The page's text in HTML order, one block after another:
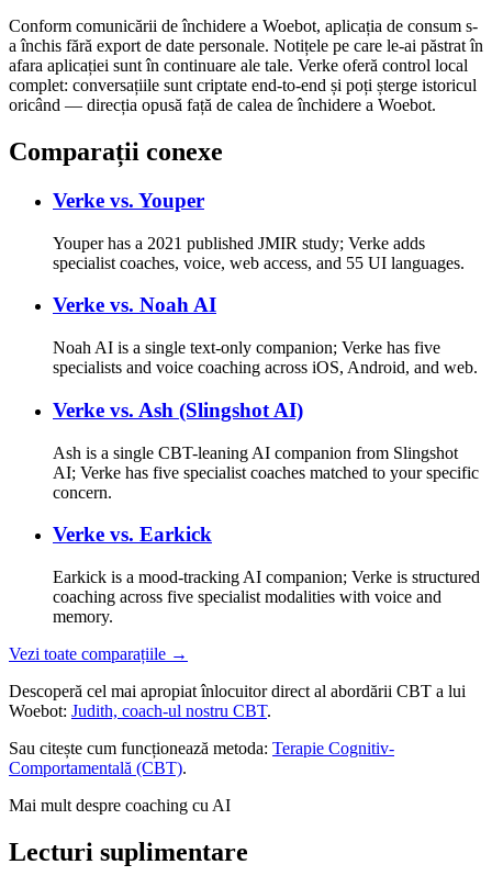
Conform comunicării de închidere a Woebot, aplicația de consum s-
a închis fără export de date personale. Notițele pe care le-ai păstrat în
afara aplicației sunt în continuare ale tale. Verke oferă control local
complet: conversațiile sunt criptate end-to-end și poți șterge istoricul
oricând — direcția opusă față de calea de închidere a Woebot.
Comparații conexe
Verke vs. Youper
Youper has a 2021 published JMIR study; Verke adds
specialist coaches, voice, web access, and 55 UI languages.
Verke vs. Noah AI
Noah AI is a single text-only companion; Verke has five
specialists and voice coaching across iOS, Android, and web.
Verke vs. Ash (Slingshot AI)
Ash is a single CBT-leaning AI companion from Slingshot
AI; Verke has five specialist coaches matched to your specific
concern.
Verke vs. Earkick
Earkick is a mood-tracking AI companion; Verke is structured
coaching across five specialist modalities with voice and
memory.
Vezi toate comparațiile →
Descoperă cel mai apropiat înlocuitor direct al abordării CBT a lui
Woebot: Judith, coach-ul nostru CBT.
Sau citește cum funcționează metoda: Terapie Cognitiv-
Comportamentală (CBT).
Mai mult despre coaching cu AI
Lecturi suplimentare